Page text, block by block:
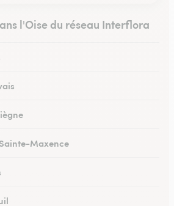
l'Oise du réseau Interflora
Maxence